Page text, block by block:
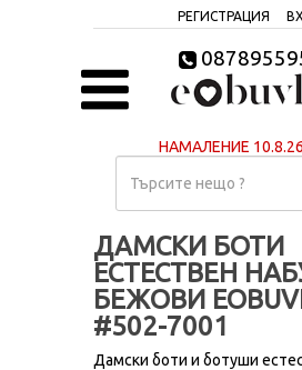
РЕГИСТРАЦИЯ
НАМАЛЕНИЕ
ДАМСКИ БОТИ
ЕСТЕСТВЕН
БЕЖОВИ
#502-7001
Дамски боти и ботуши